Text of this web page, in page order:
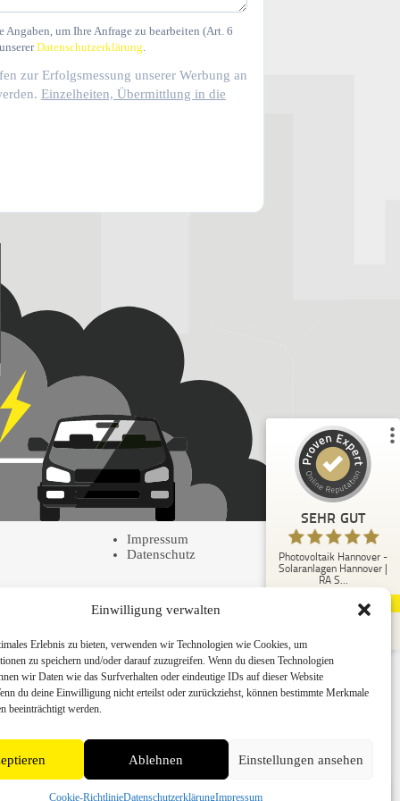
Einwilligung verwalten
Erlebnis zu bieten, verwenden wir Technologien wie Cookies, um
zu speichern und/oder darauf zuzugreifen. Wenn du diesen Technologien
wir Daten wie das Surfverhalten oder eindeutige IDs auf dieser Website
du deine Einwilligung nicht erteilst oder zurückziehst, können bestimmte Merkmale
beeinträchtigt werden.
Ablehnen Einstellungen ansehen
Cookie-RichtlinieDatenschutzerklärungImpressum
um Ihre Anfrage zu bearbeiten (Art. 6
Datenschutzerklärung
zur Erfolgsmessung unserer Werbung an
Einzelheiten, Übermittlung in die
Rechtliches
Impressum
Datenschutz
SEHR GUT
Photovoltaik Hannover -
Solaranlagen Hannover |
RA S...
Kundenbewertungen
05.08.2026
Photovoltaik Hannover - Solaranlagen Hannover | RA S...
SEHR GUT
1
Bewertung auf
ProvenExpert.com
Bewertungen von
1
anderen Quelle
Blick aufs ProvenExpert-Profil werfen
Anonym
5,00
Ich bin rundum zufrieden mit der Team der RA
Solartechnik. Von der ersten Beratung bis zur